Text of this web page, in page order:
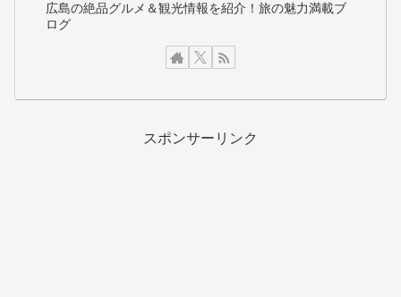
広島の絶品グルメ＆観光情報を紹介！旅の魅力満載ブ
ログ
スポンサーリンク